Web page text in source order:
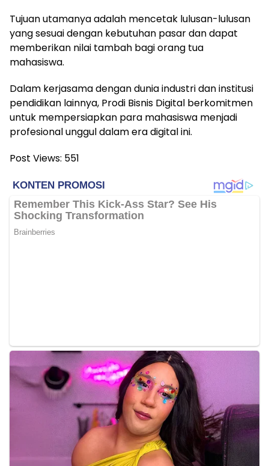
Tujuan utamanya adalah mencetak lulusan-lulusan
yang sesuai dengan kebutuhan pasar dan dapat
memberikan nilai tambah bagi orang tua
mahasiswa.
Dalam kerjasama dengan dunia industri dan institusi
pendidikan lainnya, Prodi Bisnis Digital berkomitmen
untuk mempersiapkan para mahasiswa menjadi
profesional unggul dalam era digital ini.
Post Views: 551